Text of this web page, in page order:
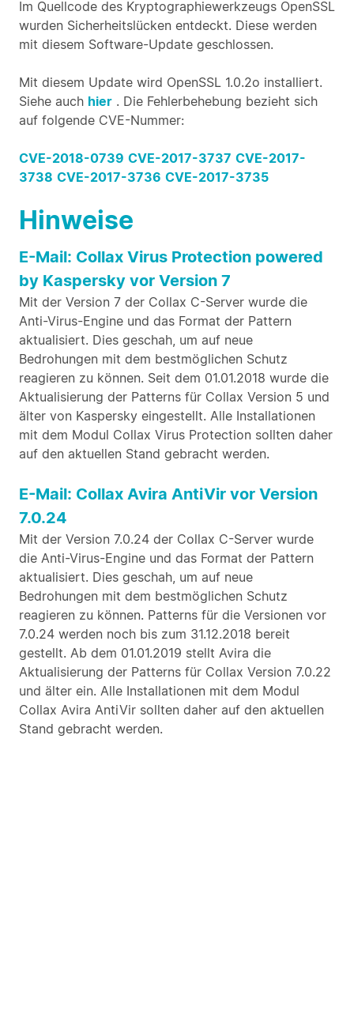
Im Quellcode des Kryptographiewerkzeugs OpenSSL
wurden Sicherheitslücken entdeckt. Diese werden
mit diesem Software-Update geschlossen.
Mit diesem Update wird OpenSSL 1.0.2o installiert.
Siehe auch hier . Die Fehlerbehebung bezieht sich
auf folgende CVE-Nummer:
CVE-2018-0739 CVE-2017-3737 CVE-2017-
3738 CVE-2017-3736 CVE-2017-3735
Hinweise
E-Mail: Collax Virus Protection powered
by Kaspersky vor Version 7
Mit der Version 7 der Collax C-Server wurde die
Anti-Virus-Engine und das Format der Pattern
aktualisiert. Dies geschah, um auf neue
Bedrohungen mit dem bestmöglichen Schutz
reagieren zu können. Seit dem 01.01.2018 wurde die
Aktualisierung der Patterns für Collax Version 5 und
älter von Kaspersky eingestellt. Alle Installationen
mit dem Modul Collax Virus Protection sollten daher
auf den aktuellen Stand gebracht werden.
E-Mail: Collax Avira AntiVir vor Version
7.0.24
Mit der Version 7.0.24 der Collax C-Server wurde
die Anti-Virus-Engine und das Format der Pattern
aktualisiert. Dies geschah, um auf neue
Bedrohungen mit dem bestmöglichen Schutz
reagieren zu können. Patterns für die Versionen vor
7.0.24 werden noch bis zum 31.12.2018 bereit
gestellt. Ab dem 01.01.2019 stellt Avira die
Aktualisierung der Patterns für Collax Version 7.0.22
und älter ein. Alle Installationen mit dem Modul
Collax Avira AntiVir sollten daher auf den aktuellen
Stand gebracht werden.